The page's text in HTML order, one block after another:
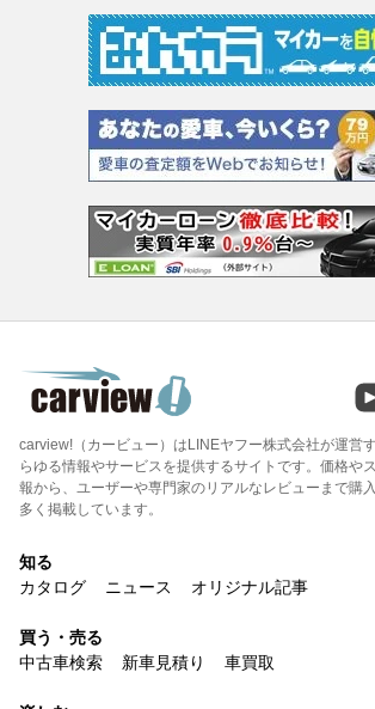
carview!（カービュー）はLINEヤフー株式会社が運営
らゆる情報やサービスを提供するサイトです。価格や
報から、ユーザーや専門家のリアルなレビューまで購
多く掲載しています。
知る
カタログ
ニュース オリジナル記事
買う・売る
中古車検索
新車見積り 車買取